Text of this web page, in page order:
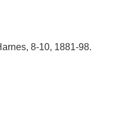
8-10, 1881-98.